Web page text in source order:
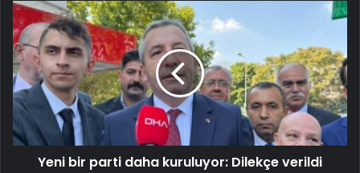
Yeni bir parti daha kuruluyor: Dilekçe verildi